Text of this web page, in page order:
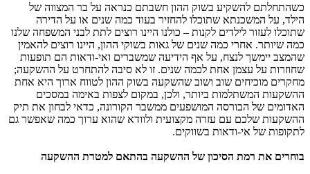
כשהתחלתם להשקיע בשוק ההון חשבתם כנראה על בר המצווה של
הילד, על המשכנתא שתוכלו להחזיר בעוד כמה שנים או על הדירה
שתוכלו לעזור לילדים לקנות – כולנו היינו רוצים לתת לבני המשפחה שלנו
כמה שיותר. אחרי כמה שנים של גאות בשוקי ההון, היינו רוצים להאמין
שהמצב יימשך לנצח, על אף הידיעה שמשברים ואי-ודאות הם תופעות
שחוזרות על עצמן אחת לכמה שנים. זו לא סיבה להתחרט על ההשקעה;
מחקרים מוכיחים שוב ושוב שהשקעה בשוק ההון לטווח ארוך היא אחת
ההשקעות המשתלמות ביותר, ולכן, במקום לצפות באימה במסכים
האדומים של הבורסה המושפעים ממשבר הקורונה, כדאי לבחון את תיק
ההשקעות שלכם עם עזרה מקצועית ולוודא שהוא ערוך כמה שאפשר גם
לתקופות של אי-ודאות בשווקים.
בוחרים את רמת הסיכון של ההשקעה בהתאם למטרת ההשקעה